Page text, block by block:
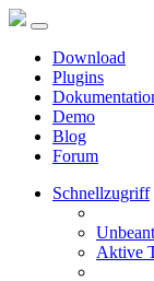
Download
Plugins
Demo
Blog
Forum
Schnellzugriff
Aktive